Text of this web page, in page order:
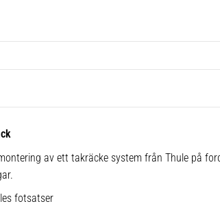
av ett takräcke system från Thule på
fotsatser